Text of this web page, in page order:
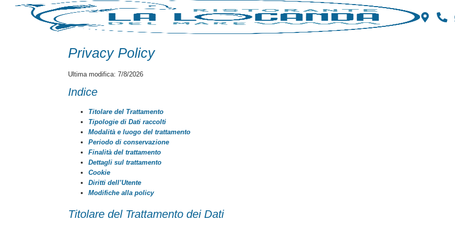
Privacy Policy
Ultima modifica:7/8/2026
Indice
Titolare del Trattamento
Tipologie di Dati raccolti
Modalità e luogo del trattamento
Periodo di conservazione
Finalità del trattamento
Dettagli sul trattamento
Cookie
Diritti dell’Utente
Modifiche alla policy
Titolare del Trattamento dei Dati